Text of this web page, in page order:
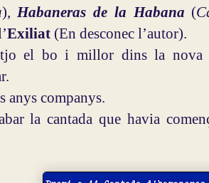
),Habaneras de la Habana (
Exiliat (En desconec l’autor).
el bo i millor dins la nova
anys companys.
la cantada que havia